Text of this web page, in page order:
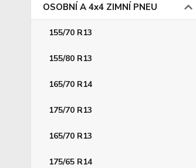
OSOBNÍ A 4x4 ZIMNÍ PNEU
155/70 R13
155/80 R13
165/70 R14
175/70 R13
165/70 R13
175/65 R14